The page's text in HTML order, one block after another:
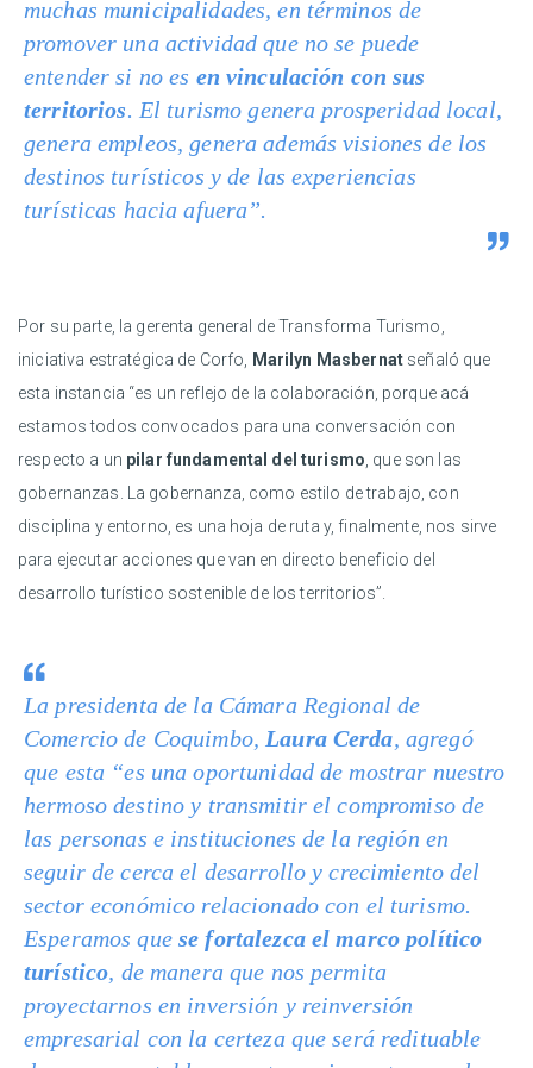
muchas municipalidades, en términos de
promover una actividad que no se puede
entender si no es en vinculación con sus
territorios. El turismo genera prosperidad local,
genera empleos, genera además visiones de los
destinos turísticos y de las experiencias
turísticas hacia afuera”.
Por su parte, la gerenta general de Transforma Turismo,
iniciativa estratégica de Corfo,
Marilyn Masbernat señaló que
esta instancia “es un reflejo de la colaboración, porque acá
estamos todos convocados para una conversación con
respecto a un pilar fundamental del turismo , que son las
gobernanzas. La gobernanza, como estilo de trabajo, con
disciplina y entorno, es una hoja de ruta y, finalmente, nos sirve
para ejecutar acciones que van en directo beneficio del
desarrollo turístico sostenible de los territorios”.
La presidenta de la Cámara Regional de
Comercio de Coquimbo, Laura Cerda, agregó
que esta “es una oportunidad de mostrar nuestro
hermoso destino y transmitir el compromiso de
las personas e instituciones de la región en
seguir de cerca el desarrollo y crecimiento del
sector económico relacionado con el turismo.
Esperamos que se fortalezca el marco político
turístico, de manera que nos permita
proyectarnos en inversión y reinversión
empresarial con la certeza que será redituable